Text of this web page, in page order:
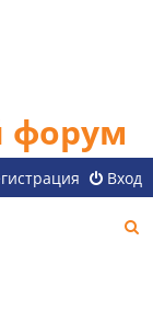
форум
Вход